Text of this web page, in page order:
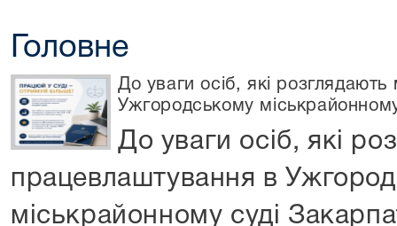
Головне
До уваги осіб, які
Ужгородському
До уваги осіб, які
працевлаштування в
міськрайонному суді